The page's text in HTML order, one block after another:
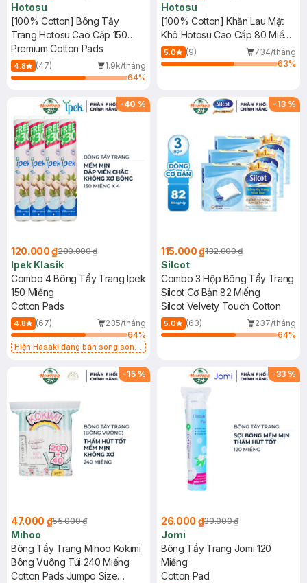
Hotosu
[100% Cotton] Bông Tẩy
Trang Hotosu Cao Cấp 150
Miếng
Premium Cotton Pads
4.8 (47)
1.9k/tháng
64%
Hotosu
[100% Cotton] Khăn Lau Mặt
Khô Hotosu Cao Cấp 80 Miếng
15x20cm
5.0 (9)
734/tháng
63%
-40 %
120.000 ₫200.000 ₫
Ipek Klasik
Combo 4 Bông Tẩy Trang Ipek
150 Miếng
Cotton Pads
4.8 (67)
235/tháng
64%
Hiện Hasaki đang bán song song
-13 %
115.000 ₫132.000 ₫
Silcot
Combo 3 Hộp Bông Tẩy Trang
Silcot Cơ Bản 82 Miếng
Silcot Velvety Touch Cotton
5.0 (63)
237/tháng
64%
-15 %
47.000 ₫55.000 ₫
Mihoo
Bông Tẩy Trang Mihoo Kokimi
Bông Vuông Túi 240 Miếng
Cotton Pads Jumpo Size
-33 %
26.000 ₫39.000 ₫
Jomi
Bông Tẩy Trang Jomi 120
Miếng
Cotton Pad